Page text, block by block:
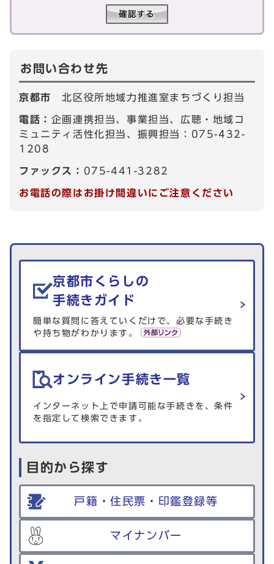
お問い合わせ先
京都市北区役所地域力推進室まちづくり担当
電話： 企画連携担当、事業担当、広聴・地域コ
ミュニティ活性化担当、振興担当：075-432-
1208
ファックス： 075-441-3282
お電話の際はお掛け間違いにご注意ください
生活情報を探す
京都市くらしの
手続きガイド
簡単な質問に答えていくだけで、必要な手続き
や持ち物がわかります。
オンライン手続き一覧
インターネット上で申請可能な手続きを、条件
を指定して検索できます。
目的から探す
戸籍・住民票・印鑑登録等
マイナンバー